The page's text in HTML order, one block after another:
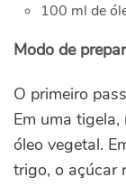
100 ml de
Modo de
O primeiro
Em uma
óleo vegetal.
trigo, o açúcar